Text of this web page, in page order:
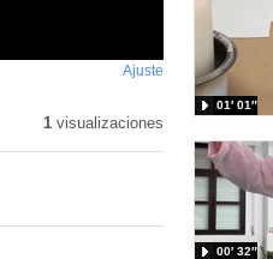
Ajuste
pantalla
1visualizaciones
01′ 01″
00′ 32″